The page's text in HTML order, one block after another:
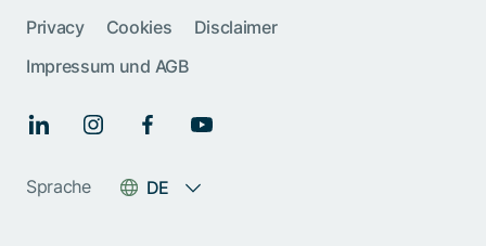
Privacy
Cookies
Disclaimer
Impressum und AGB
Sprache DE
Help us improve:
Report an issue🐞
Give feedback 💬
specify)